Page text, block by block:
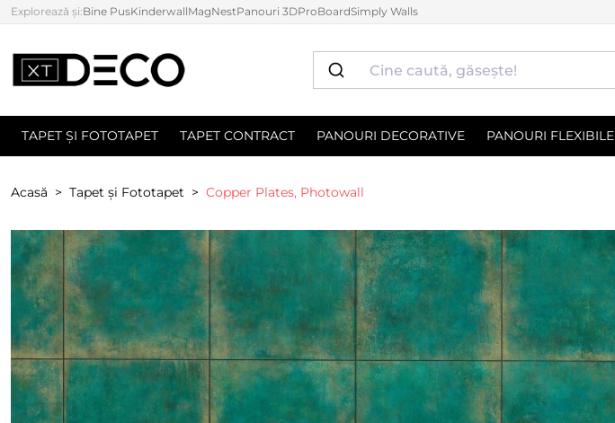
Explorează și:Bine PusKinderwallMagNestPanouri 3DProBoardSimply Walls
TAPET ȘI FOTOTAPET TAPET CONTRACT PANOURI DECORATIVE PANOURI FLEXIBILE
Acasă Tapet și Fototapet Copper Plates, Photowall